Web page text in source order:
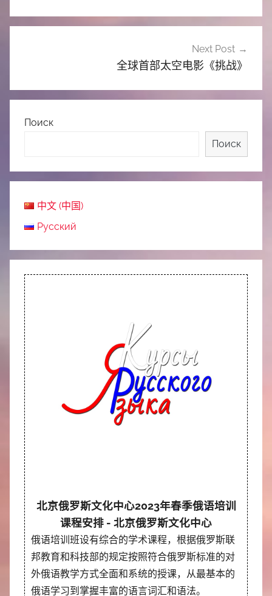
航
Next Post
全球首部太空电影《挑战》
Поиск
Поиск
中文 (中国)
Русский
北京俄罗斯文化中心2023年春季俄语培训
课程安排 - 北京俄罗斯文化中心
俄语培训班设有综合的学术课程，根据俄罗斯联
邦教育和科技部的规定按照符合俄罗斯标准的对
外俄语教学方式全面和系统的授课，从最基本的
俄语学习到掌握丰富的语言词汇和语法。